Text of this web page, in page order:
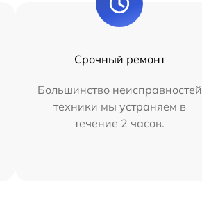
Срочный ремонт
Большинство неисправностей
техники мы устраняем в
течение 2 часов.